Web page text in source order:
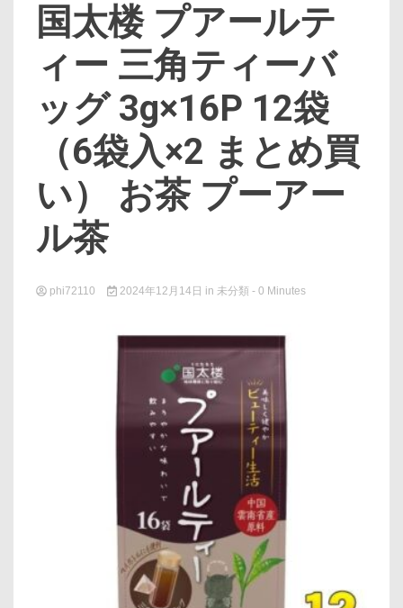
国太楼 プアールテ
ィー 三角ティーバ
ッグ 3g×16P 12袋
（6袋入×2 まとめ買
い） お茶 プーアー
ル茶
phi72110 2024年12月14日 in 未分類 - 0 Minutes